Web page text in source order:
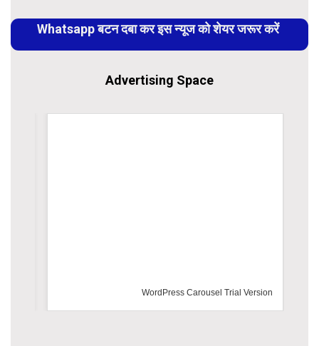
Reading
Whatsapp बटन दबा कर इस न्यूज को शेयर जरूर करें
Advertising Space
WordPress Carousel Trial Version